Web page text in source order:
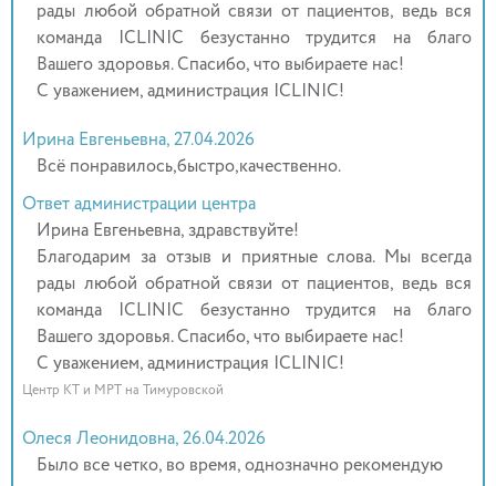
рады любой обратной связи от пациентов, ведь вся
команда ICLINIC безустанно трудится на благо
Вашего здоровья. Спасибо, что выбираете нас!
С уважением, администрация ICLINIC!
Ирина Евгеньевна, 27.04.2026
Всё понравилось,быстро,качественно.
Ответ администрации центра
Ирина Евгеньевна, здравствуйте!
Благодарим за отзыв и приятные слова. Мы всегда
рады любой обратной связи от пациентов, ведь вся
команда ICLINIC безустанно трудится на благо
Вашего здоровья. Спасибо, что выбираете нас!
С уважением, администрация ICLINIC!
Центр КТ и МРТ на Тимуровской
Олеся Леонидовна, 26.04.2026
Было все четко, во время, однозначно рекомендую